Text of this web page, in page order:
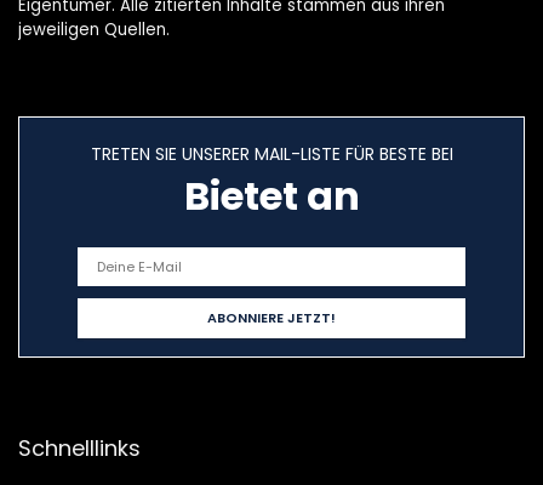
Eigentümer. Alle zitierten Inhalte stammen aus ihren
jeweiligen Quellen.
TRETEN SIE UNSERER MAIL-LISTE FÜR BESTE BEI
Bietet an
Schnelllinks